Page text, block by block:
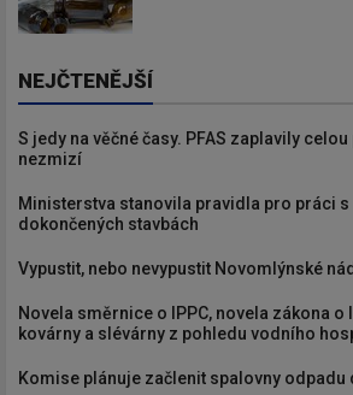
NEJČTENĚJŠÍ
S jedy na věčné časy. PFAS zaplavily
nezmizí
Ministerstva stanovila pravidla pro práci s
dokončených stavbách
Vypustit, nebo nevypustit Novomlýnské
Novela směrnice o IPPC, novela zákona o
kovárny a slévárny z pohledu vodního
Komise plánuje začlenit spalovny odpadu